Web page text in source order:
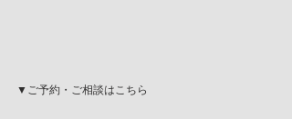
▼ご予約・ご相談はこちら